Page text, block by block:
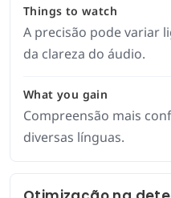
Things to watch
A precisão pode variar
da clareza do áudio.
What you gain
Compreensão mais
diversas línguas.